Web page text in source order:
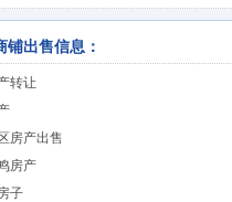
铺出售信息：
转让
房产出售
房产
子